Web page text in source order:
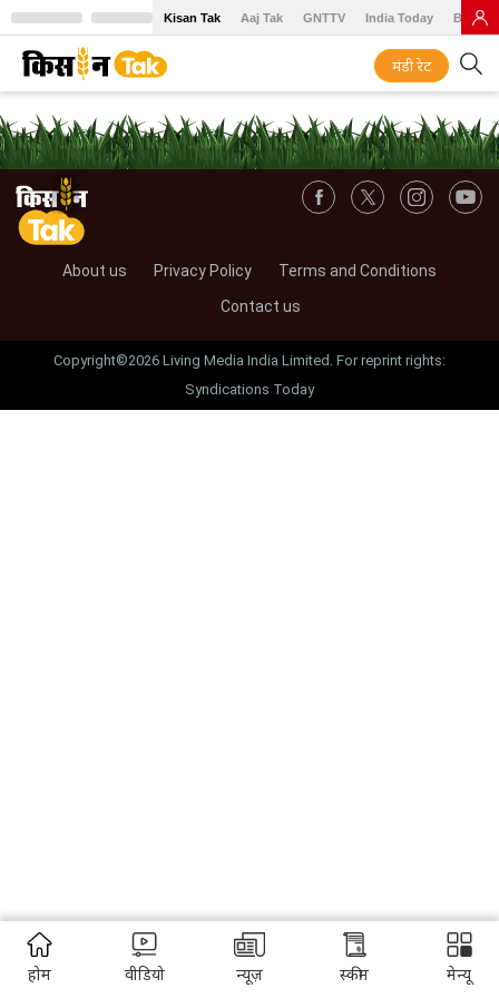
Kisan Tak Aaj Tak GNTTV India Today BT
मंडी रेट
About us Privacy Policy
Terms and Conditions
Contact us
Copyright©2026 Living Media India Limited. For reprint rights:
Syndications Today
होम वीडियो न्यूज़ स्कीम मेन्यू